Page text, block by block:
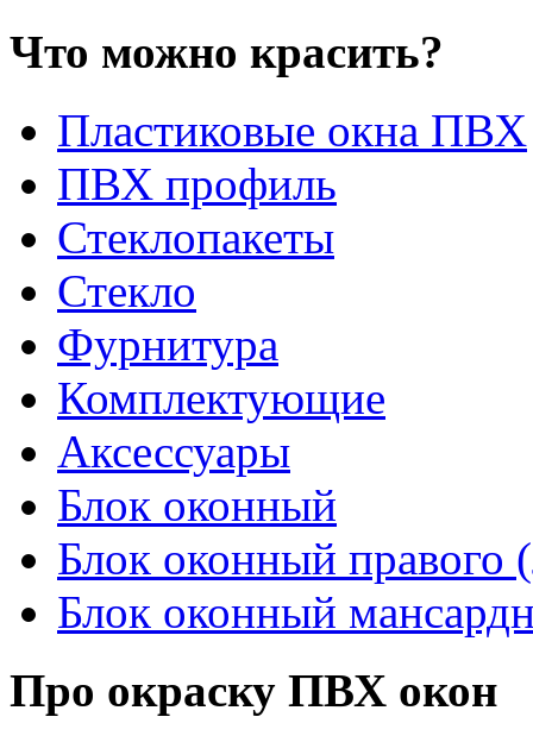
Что можно красить?
Пластиковые окна ПВХ
ПВХ профиль
Стеклопакеты
Стекло
Фурнитура
Комплектующие
Аксессуары
Блок оконный
Блок оконный правого
Блок оконный
Про окраску ПВХ окон